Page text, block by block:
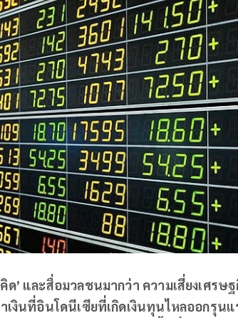
’ และสื่อมวลชนมากว่า ความเสี่ยงเศรษ
เงินที่อินโดนีเซียที่เกิดเงินทุนไหลออกรุนแ